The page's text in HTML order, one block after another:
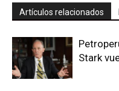
Artículos relacionados
Stark